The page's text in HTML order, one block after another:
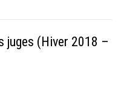
juges (Hiver 2018 –